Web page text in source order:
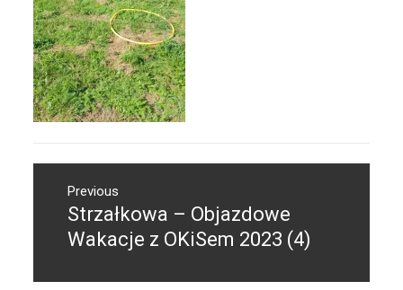
wpisuPrevious
Previous
post:
Strzałkowa – Objazdowe
Wakacje z OKiSem 2023 (4)